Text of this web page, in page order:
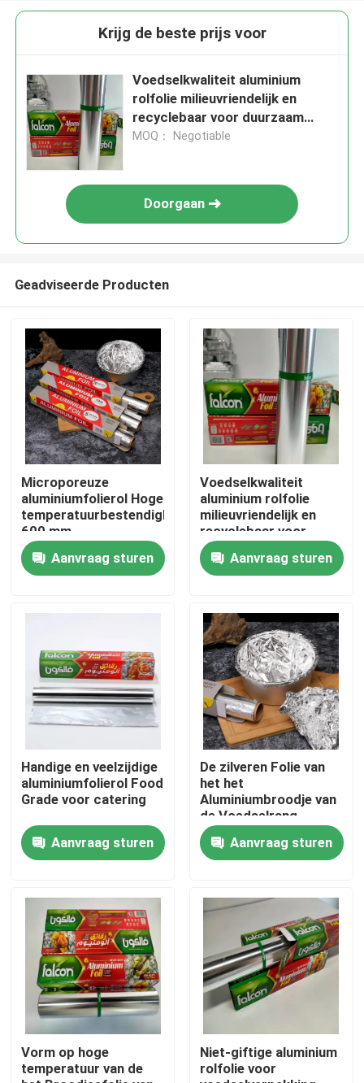
Producten
Videos
Over ons
Vraag een offerte aan
De molen beëindigt Aluminiumrol
Kleur Met een laag bedekte Aluminiumrol
Koudgewalste Aluminiumrol
Krijg de beste prijs voor
Voedselkwaliteit aluminium
rolfolie milieuvriendelijk en
recyclebaar voor duurzaam
leven
MOQ： Negotiable
Doorgaan
Geadviseerde Producten
Microporeuze
aluminiumfolierol Hoge
temperatuurbestendigheid
600 mm
Aanvraag sturen
Voedselkwaliteit
aluminium rolfolie
milieuvriendelijk en
recyclebaar voor
duurzaam leven
Aanvraag sturen
Handige en veelzijdige
aluminiumfolierol Food
Grade voor catering
Aanvraag sturen
De zilveren Folie van
het het
Aluminiumbroodje van
de Voedselrang
Aangepaste Geurloos
voor Catering
Aanvraag sturen
Vorm op hoge
temperatuur van de
Niet-giftige aluminium
rolfolie voor